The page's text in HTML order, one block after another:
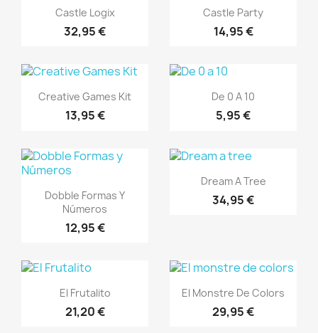
Vista ràpida
Castle Logix
32,95 €
Vista ràpida
Castle Party
14,95 €
Vista ràpida
Creative Games Kit
13,95 €
Vista ràpida
De 0 A 10
5,95 €
Vista ràpida
Dobble Formas Y
Números
12,95 €
Vista ràpida
Dream A Tree
34,95 €
Vista ràpida
El Frutalito
21,20 €
Vista ràpida
El Monstre De Colors
29,95 €